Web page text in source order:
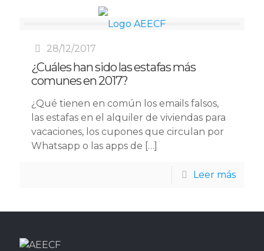
28/12/2017
¿Cuáles han sido las estafas más
comunes en 2017?
¿Qué tienen en común los emails falsos,
las estafas en el alquiler de viviendas para
vacaciones, los cupones que circulan por
Whatsapp o las apps de […]
Leer más